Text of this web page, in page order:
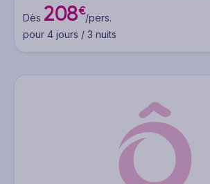
Dès 208€/pers.
pour 4 jours / 3 nuits